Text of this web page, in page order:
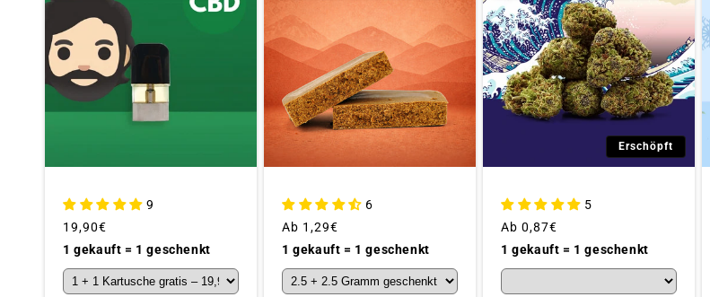
e
k
t
i
o
n
9
Üblicher
Preis
19,90€
1 gekauft = 1 geschenkt
6
Üblicher
Preis
Ab 1,29€
1 gekauft = 1 geschenkt
Erschöpft
5
Üblicher
Preis
Ab 0,87€
1 gekauft = 1 geschenkt